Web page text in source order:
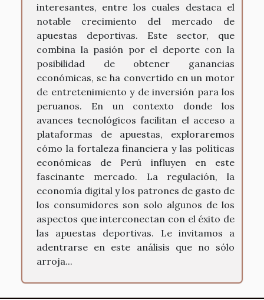
interesantes, entre los cuales destaca el
notable crecimiento del mercado de
apuestas deportivas. Este sector, que
combina la pasión por el deporte con la
posibilidad de obtener ganancias
económicas, se ha convertido en un motor
de entretenimiento y de inversión para los
peruanos. En un contexto donde los
avances tecnológicos facilitan el acceso a
plataformas de apuestas, exploraremos
cómo la fortaleza financiera y las políticas
económicas de Perú influyen en este
fascinante mercado. La regulación, la
economía digital y los patrones de gasto de
los consumidores son solo algunos de los
aspectos que interconectan con el éxito de
las apuestas deportivas. Le invitamos a
adentrarse en este análisis que no sólo
arroja...